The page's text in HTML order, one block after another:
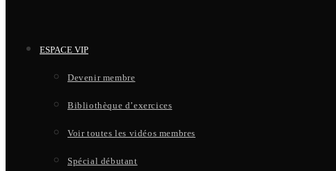
ESPACE VIP
Devenir membre
Bibliothèque d’exercices
Voir toutes les vidéos membres
Spécial débutant